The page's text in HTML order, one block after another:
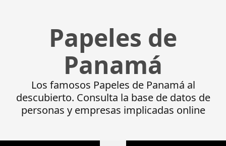
Papeles de
Panamá
Los famosos Papeles de Panamá al
descubierto. Consulta la base de datos de
personas y empresas implicadas online